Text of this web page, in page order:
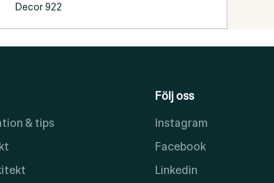
Decor 922
& tips
Följ oss
Instagram
Facebook
Linkedin